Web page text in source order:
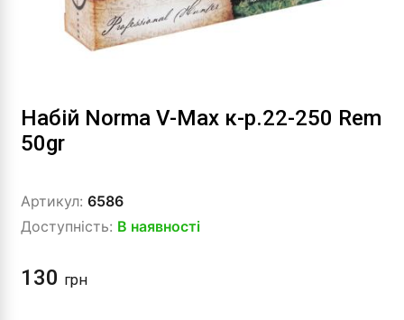
Набій Norma V-Max к-р.22-250 Rem
50gr
Артикул: 6586
Доступність: В наявності
130 грн